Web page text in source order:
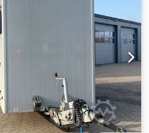
foran med rampe * Bund
* Fodermekanismer *
Ventilator * Ekstra øjer i
*
kan løftes Csdpfx Acszh
* Wabco OptiLevel *
aksler, dobbeltdæk ----
2. etage: 17,8 m²
----* Dækmål: 245/70R17,5 *
* Egenvægt: 9000 kg * Samlet